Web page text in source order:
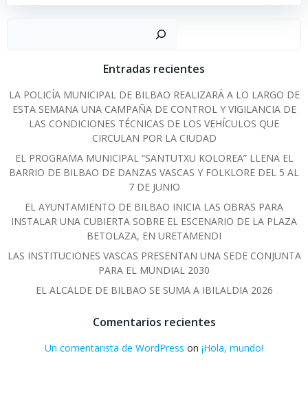
Entradas recientes
LA POLICÍA MUNICIPAL DE BILBAO REALIZARÁ A LO LARGO DE
ESTA SEMANA UNA CAMPAÑA DE CONTROL Y VIGILANCIA DE
LAS CONDICIONES TÉCNICAS DE LOS VEHÍCULOS QUE
CIRCULAN POR LA CIUDAD
EL PROGRAMA MUNICIPAL “SANTUTXU KOLOREA” LLENA EL
BARRIO DE BILBAO DE DANZAS VASCAS Y FOLKLORE DEL 5 AL
7 DE JUNIO
EL AYUNTAMIENTO DE BILBAO INICIA LAS OBRAS PARA
INSTALAR UNA CUBIERTA SOBRE EL ESCENARIO DE LA PLAZA
BETOLAZA, EN URETAMENDI
LAS INSTITUCIONES VASCAS PRESENTAN UNA SEDE CONJUNTA
PARA EL MUNDIAL 2030
EL ALCALDE DE BILBAO SE SUMA A IBILALDIA 2026
Comentarios recientes
Un comentarista de WordPress on ¡Hola, mundo!